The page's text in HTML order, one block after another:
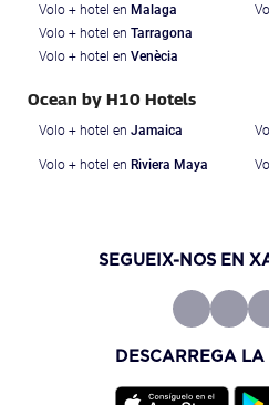
Volo + hotel en Malaga
Volo + hotel en Tarragona
Volo + hotel en Venècia
Ocean by H10 Hotels
Volo + hotel en Jamaica
Volo + hotel en Riviera Maya
SEGUEIX-NOS EN
DESCARREGA